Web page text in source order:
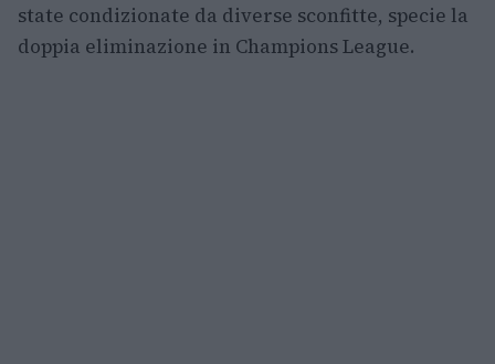
state condizionate da diverse sconfitte, specie la
doppia eliminazione in Champions League.